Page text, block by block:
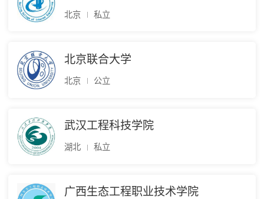
北京 私立
北京联合大学
北京 公立
武汉工程科技学院
湖北 私立
广西生态工程职业技术学院